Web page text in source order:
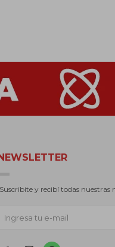
y recibí todas nuestras